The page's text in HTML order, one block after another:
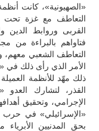
«الصهيونية»، كانت
التعاطف مع غزة تحت
القربى وروابط الدين
فتاواهم بالبراءة من
التعاطف الشعبي معهم،
الأمر الذي رأى ذلك في
ذلك مهّد للأنظمة العميلة
القذر، لتشارك العدو
الإجرامي، وتحقيق
«الإسرائيلي» في حرب
بحق المدنيين